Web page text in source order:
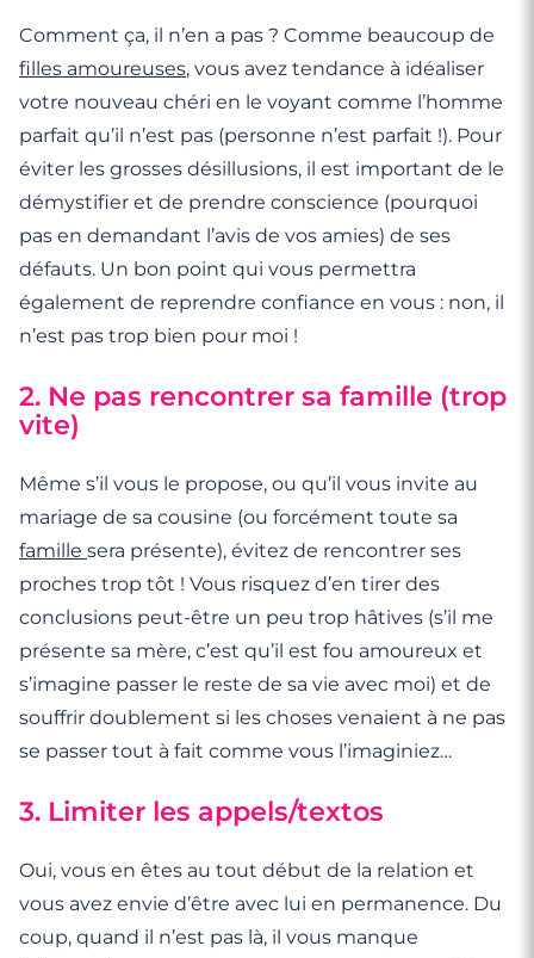
Comment ça, il n’en a pas ? Comme beaucoup de
filles amoureuses, vous avez tendance à idéaliser
votre nouveau chéri en le voyant comme l’homme
parfait qu’il n’est pas (personne n’est parfait !). Pour
éviter les grosses désillusions, il est important de le
démystifier et de prendre conscience (pourquoi
pas en demandant l’avis de vos amies) de ses
défauts. Un bon point qui vous permettra
également de reprendre confiance en vous : non, il
n’est pas trop bien pour moi !
2. Ne pas rencontrer sa famille (trop
vite)
Même s’il vous le propose, ou qu’il vous invite au
mariage de sa cousine (ou forcément toute sa
famille sera présente), évitez de rencontrer ses
proches trop tôt ! Vous risquez d’en tirer des
conclusions peut-être un peu trop hâtives (s’il me
présente sa mère, c’est qu’il est fou amoureux et
s’imagine passer le reste de sa vie avec moi) et de
souffrir doublement si les choses venaient à ne pas
se passer tout à fait comme vous l’imaginiez…
3. Limiter les appels/textos
Oui, vous en êtes au tout début de la relation et
vous avez envie d’être avec lui en permanence. Du
coup, quand il n’est pas là, il vous manque